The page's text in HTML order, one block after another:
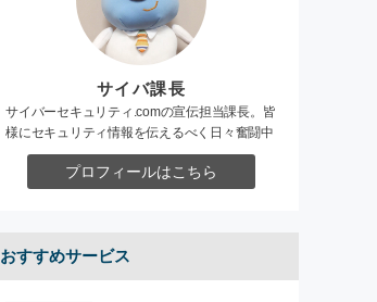
サイバ課長
サイバーセキュリティ.comの宣伝担当課長。皆
様にセキュリティ情報を伝えるべく日々奮闘中
プロフィールはこちら
おすすめサービス